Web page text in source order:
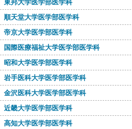
東邦大学医学部医学科
順天堂大学医学部医学科
帝京大学医学部医学科
国際医療福祉大学医学部医学科
昭和大学医学部医学科
岩手医科大学医学部医学科
金沢医科大学医学部医学科
近畿大学医学部医学科
高知大学医学部医学科